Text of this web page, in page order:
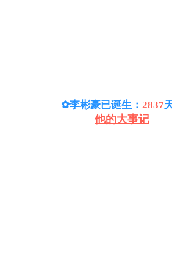
✿李彬豪已诞生： 2837
他的大事记